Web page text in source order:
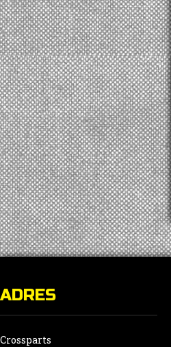
ADRES
Crossparts